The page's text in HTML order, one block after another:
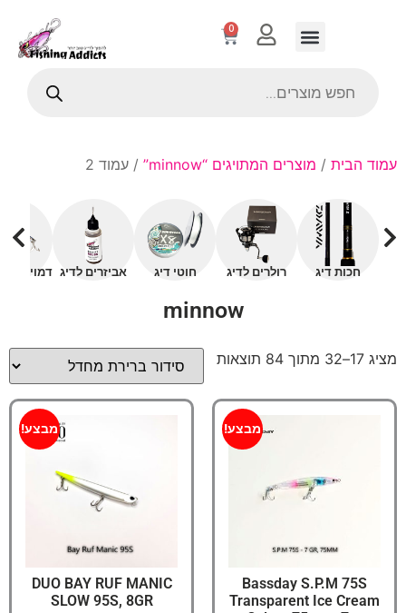
0
עמוד הבית / מוצרים המתויגים “minnow” / עמוד 2
חכות דיג רולרים לדיג חוטי דיג אביזרים לדיג דמויים
minnow
מציג 17–32 מתוך 84 תוצאות
מבצע!
Bassday S.P.M 75S
Transparent Ice Cream
מבצע!
DUO BAY RUF MANIC
SLOW 95S, 8GR